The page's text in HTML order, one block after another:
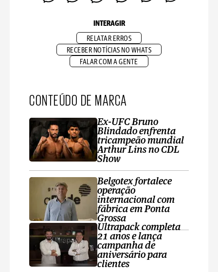
INTERAGIR
RELATAR ERROS
RECEBER NOTÍCIAS NO WHATS
FALAR COM A GENTE
CONTEÚDO DE MARCA
Ex-UFC Bruno
Blindado enfrenta
tricampeão mundial
Arthur Lins no CDL
Show
Belgotex fortalece
operação
internacional com
fábrica em Ponta
Grossa
Ultrapack completa
21 anos e lança
campanha de
aniversário para
clientes